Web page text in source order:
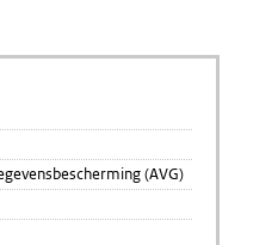
(AVG)